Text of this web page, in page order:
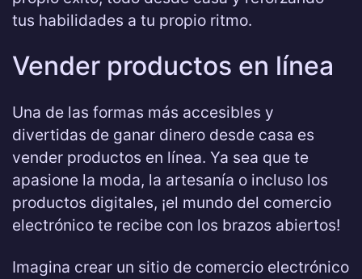
tus habilidades a tu propio ritmo.
Vender productos en línea
Una de las formas más accesibles y
divertidas de ganar dinero desde casa es
vender productos en línea. Ya sea que te
apasione la moda, la artesanía o incluso los
productos digitales, ¡el mundo del comercio
electrónico te recibe con los brazos abiertos!
Imagina crear un sitio de comercio electrónico